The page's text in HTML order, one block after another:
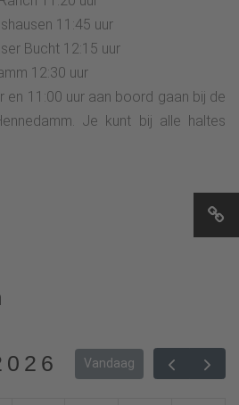
11:45 uur
Bucht 12:15 uur
12:30 uur
en 11:00 uur aan boord gaan bij de
Je kunt bij alle haltes
Vandaag